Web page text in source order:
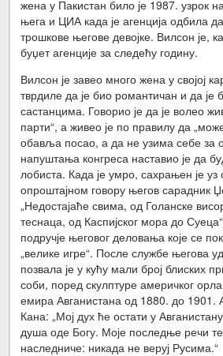
жена у Пакистан било је 1987. узрок
њега и ЦИА када је агенција одбила
трошкове његове девојке. Вилсон је,
буџет агенције за следећу годину.
Вилсон је завео много жена у својој
тврдиле да је био романтичан и да је
састанцима. Говорио је да је волео
парти“, а живео је по правилу да
обавља посао, а да не узима себе за
напуштања конгреса наставио је да
лобиста. Када је умро, сахрањен је уз
опроштајном говору његов сарадник
„Недостајаће свима, од Голанске
теснаца, од Каспијског мора до
подручје његовог деловања које се
„велике игре“. После службе његова
позвала је у кућу мали број блиских
соби, поред скулптуре америчког
емира Авганистана од 1880. до 1901.
Кана: „Мој дух ће остати у
душа оде Богу. Моје последње речи
наследниче: никада не веруј Русима.“